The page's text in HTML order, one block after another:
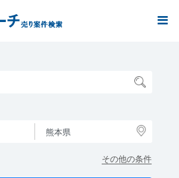
その他の条件